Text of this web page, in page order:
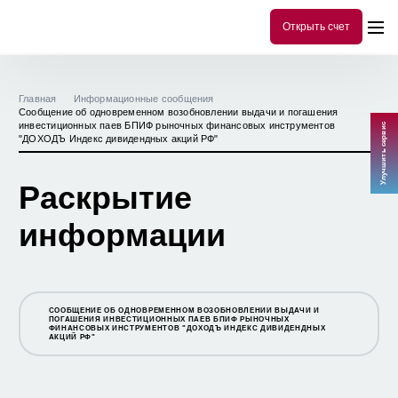
Открыть счет
Главная
Информационные сообщения
Сообщение об одновременном возобновлении выдачи и погашения
инвестиционных паев БПИФ рыночных финансовых инструментов
"ДОХОДЪ Индекс дивидендных акций РФ"
Раскрытие
информации
СООБЩЕНИЕ ОБ ОДНОВРЕМЕННОМ ВОЗОБНОВЛЕНИИ ВЫДАЧИ И
ПОГАШЕНИЯ ИНВЕСТИЦИОННЫХ ПАЕВ БПИФ РЫНОЧНЫХ
ФИНАНСОВЫХ ИНСТРУМЕНТОВ "ДОХОДЪ ИНДЕКС ДИВИДЕНДНЫХ
АКЦИЙ РФ"
Улучшить сервис